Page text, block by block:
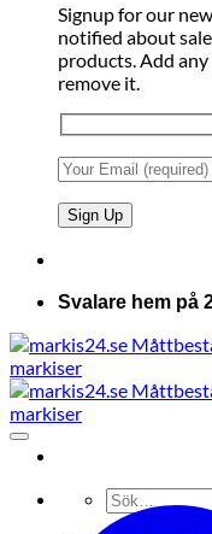
Signup for our
notified about
products. Add
remove it.
Svalare hem på
Sök
efter: